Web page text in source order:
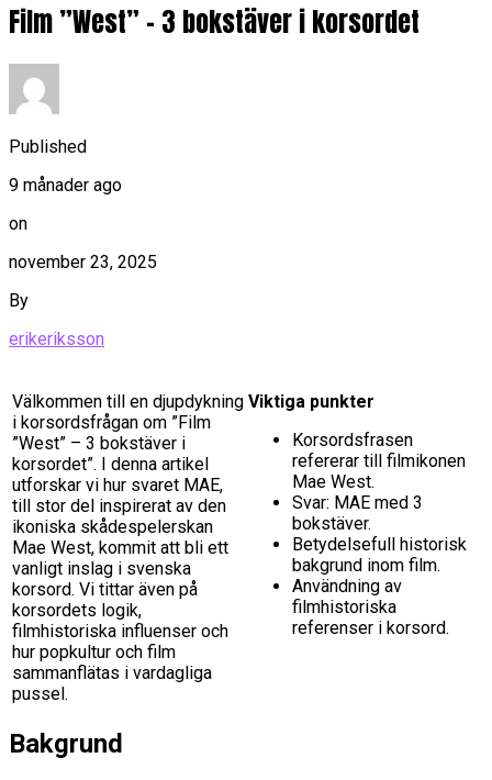
Film ”West” – 3 bokstäver i korsordet
Published
9 månader ago
on
november 23, 2025
By
erikeriksson
Välkommen till en djupdykning
i korsordsfrågan om ”Film
”West” – 3 bokstäver i
korsordet”. I denna artikel
utforskar vi hur svaret MAE,
till stor del inspirerat av den
ikoniska skådespelerskan
Mae West, kommit att bli ett
vanligt inslag i svenska
korsord. Vi tittar även på
korsordets logik,
filmhistoriska influenser och
hur popkultur och film
sammanflätas i vardagliga
pussel.
Viktiga punkter
Korsordsfrasen
refererar till filmikonen
Mae West.
Svar: MAE med 3
bokstäver.
Betydelsefull historisk
bakgrund inom film.
Användning av
filmhistoriska
referenser i korsord.
Bakgrund